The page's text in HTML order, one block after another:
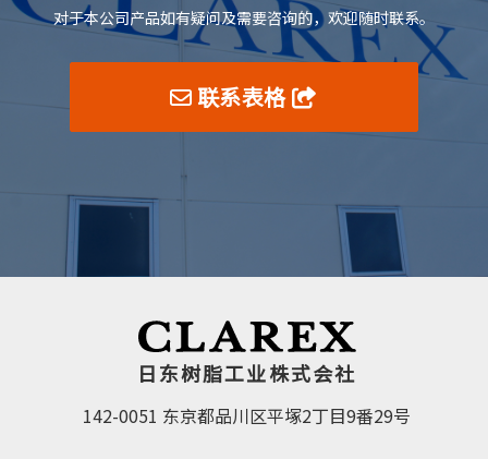
对于本公司产品如有疑问及需要咨询的，欢迎随时联系。
联系表格
日东树脂工业株式会社
142-0051 东京都品川区平塚2丁目9番29号